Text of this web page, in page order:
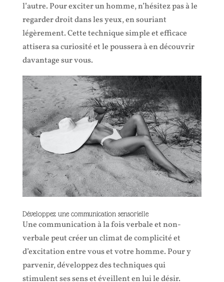
l’autre. Pour exciter un homme, n’hésitez pas à le
regarder droit dans les yeux, en souriant
légèrement. Cette technique simple et efficace
attisera sa curiosité et le poussera à en découvrir
davantage sur vous.
Développez une communication sensorielle
Une communication à la fois verbale et non-
verbale peut créer un climat de complicité et
d’excitation entre vous et votre homme. Pour y
parvenir, développez des techniques qui
stimulent ses sens et éveillent en lui le désir.